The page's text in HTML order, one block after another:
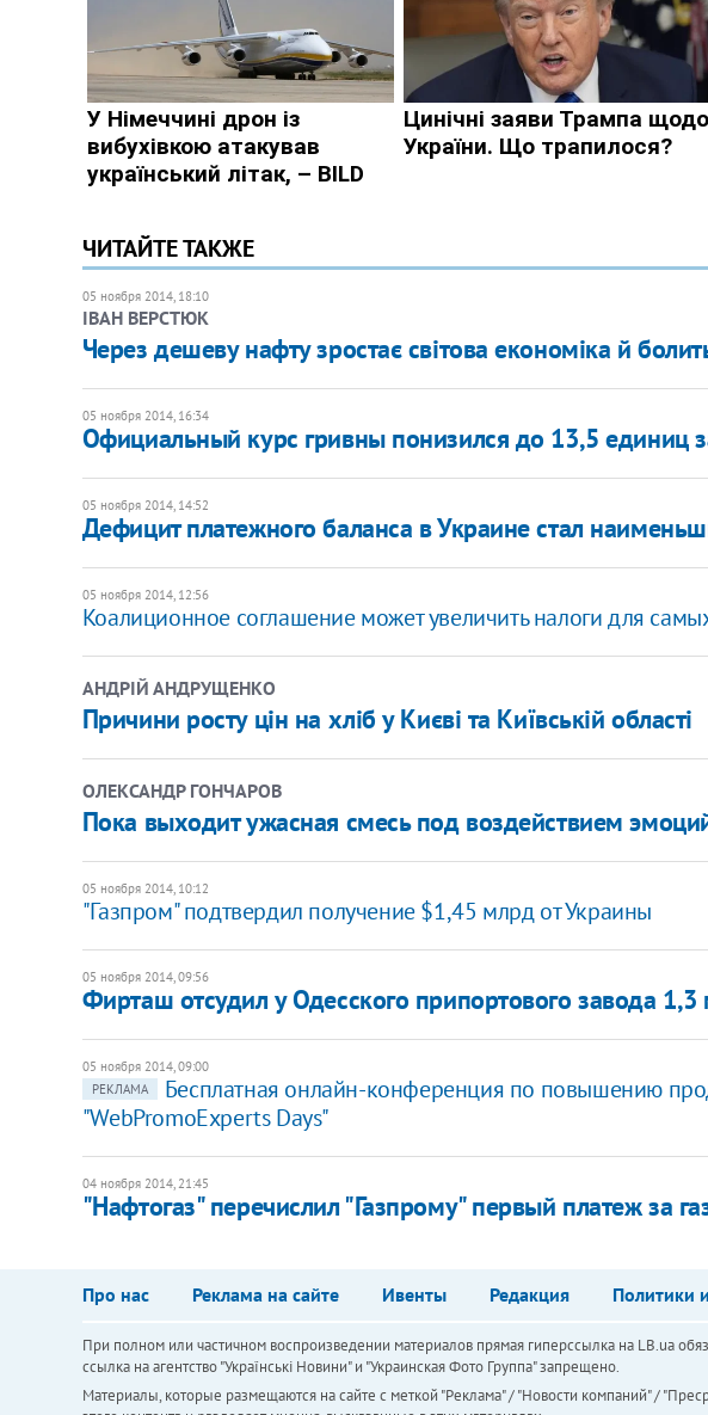
ЧИТАЙТЕ ТАКЖЕ
05 ноября 2014, 18:10
ІВАН ВЕРСТЮК
Через дешеву нафту зростає світова економіка й
05 ноября 2014, 16:34
Официальный курс гривны понизился до 13,5 единиц
05 ноября 2014, 14:52
Дефицит платежного баланса в Украине стал
05 ноября 2014, 12:56
Коалиционное соглашение может увеличить налоги для
АНДРІЙ АНДРУЩЕНКО
Причини росту цін на хліб у Києві та Київській області
ОЛЕКСАНДР ГОНЧАРОВ
Пока выходит ужасная смесь под воздействием
05 ноября 2014, 10:12
"Газпром" подтвердил получение $1,45 млрд от Украины
05 ноября 2014, 09:56
Фирташ отсудил у Одесского припортового завода 1,3
05 ноября 2014, 09:00
РЕКЛАМА
Бесплатная онлайн-конференция по повышению
"WebPromoExperts Days"
04 ноября 2014, 21:45
"Нафтогаз" перечислил "Газпрому" первый платеж за
Про нас Реклама на сайте Ивенты Редакция Политики
При полном или частичном воспроизведении материалов прямая гиперссылка на LB.ua
ссылка на агентство "Українськi Новини" и "Украинская Фото Группа" запрещено.
Материалы, которые размещаются на сайте с меткой "Реклама" / "Новости компаний" /